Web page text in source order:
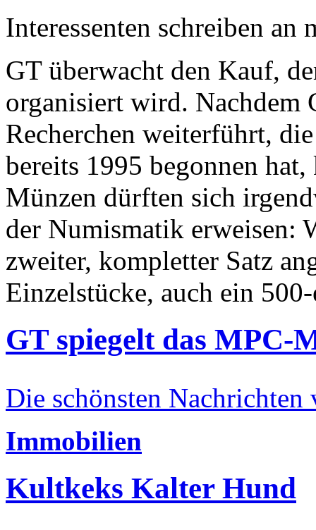
Interessenten schreiben
GT überwacht den Kauf,
organisiert wird. Nachdem
Recherchen weiterführt,
bereits 1995 begonnen
Münzen dürften sich
der Numismatik erweisen:
zweiter, kompletter Satz
Einzelstücke, auch ein
GT spiegelt das MPC-
Die schönsten Nachrichten
Immobilien
Kultkeks Kalter Hund